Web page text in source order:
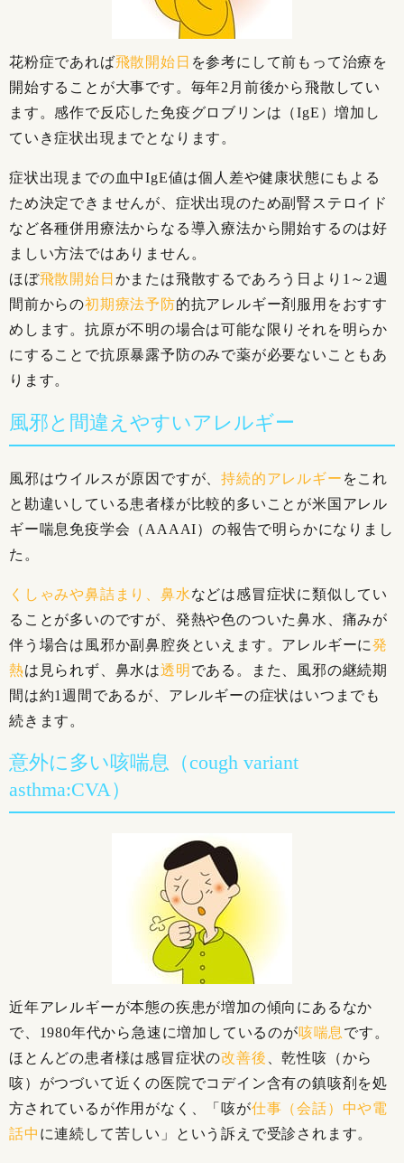
花粉症であれば飛散開始日 を参考にして前もって治療を
開始することが大事です。毎年2月前後から飛散してい
ます。感作で反応した免疫グロブリンは（IgE）増加し
ていき症状出現までとなります。
症状出現までの血中IgE値は個人差や健康状態にもよる
ため決定できませんが、症状出現のため副腎ステロイド
など各種併用療法からなる導入療法から開始するのは好
ましい方法ではありません。
ほぼ飛散開始日 かまたは飛散するであろう日より1～2週
間前からの初期療法予防的抗アレルギー剤服用をおすす
めします。抗原が不明の場合は可能な限りそれを明らか
にすることで抗原暴露予防のみで薬が必要ないこともあ
ります。
風邪と間違えやすいアレルギー
風邪はウイルスが原因ですが、持続的アレルギー をこれ
と勘違いしている患者様が比較的多いことが米国アレル
ギー喘息免疫学会（AAAAI）の報告で明らかになりまし
た。
くしゃみや鼻詰まり、鼻水などは感冒症状に類似してい
ることが多いのですが、発熱や色のついた鼻水、痛みが
伴う場合は風邪か副鼻腔炎といえます。アレルギーに発
熱は見られず、鼻水は透明 である。また、風邪の継続期
間は約1週間であるが、アレルギーの症状はいつまでも
続きます。
意外に多い咳喘息（cough variant
asthma:CVA）
近年アレルギーが本態の疾患が増加の傾向にあるなか
で、1980年代から急速に増加しているのが咳喘息です。
ほとんどの患者様は感冒症状の改善後 、乾性咳（から
咳）がつづいて近くの医院でコデイン含有の鎮咳剤を処
方されているが作用がなく、「咳が仕事（会話）中や電
話中 に連続して苦しい」という訴えで受診されます。